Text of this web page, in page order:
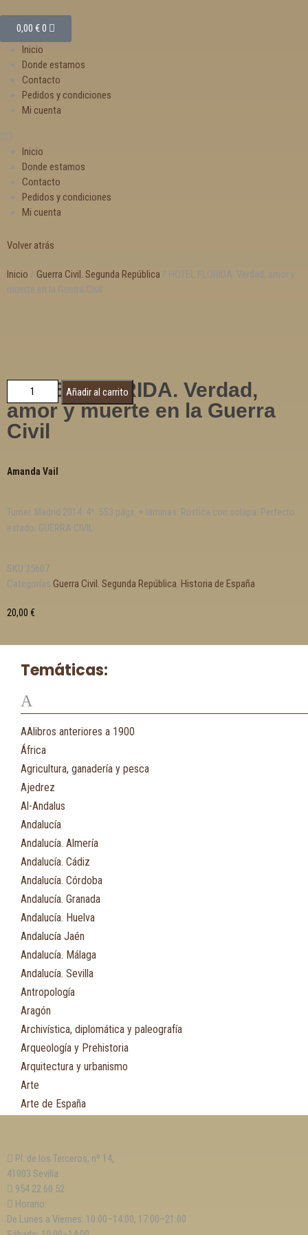
0,00 €0
Inicio
Donde estamos
Contacto
Pedidos y condiciones
Mi cuenta
Inicio
Donde estamos
Contacto
Pedidos y condiciones
Mi cuenta
Temáticas:
A
AAlibros anteriores a 1900
África
Agricultura, ganadería y pesca
Ajedrez
Al-Andalus
Andalucía
Andalucía. Almería
Andalucía. Cádiz
Andalucía. Córdoba
Andalucía. Granada
Andalucía. Huelva
Andalucía Jaén
Andalucía. Málaga
Andalucía. Sevilla
Antropología
Aragón
Archivística, diplomática y paleografía
Arqueología y Prehistoria
Arquitectura y urbanismo
Arte
Arte de España
Asturias
Automovilismo, ciclismo y Motociclismo
Aviación y Aeronáutica
B
Volver atrás
Inicio / Guerra Civil. Segunda República / HOTEL FLORIDA. Verdad, amor y
muerte en la Guerra Civil
HOTEL FLORIDA. Verdad,
amor y muerte en la Guerra
Civil
Amanda Vail
Turner. Madrid 2014. 4º. 553 págs. + láminas. Rústica con solapa. Perfecto
estado. GUERRA CIVIL
SKU 35607
Categorías Guerra Civil. Segunda República, Historia de España
20,00 €
Añadir al carrito
Pl. de los Terceros, nº 14,
41003 Sevilla
954 22 60 52
Horario:
De Lunes a Viernes: 10:00–14:00, 17:00–21:00